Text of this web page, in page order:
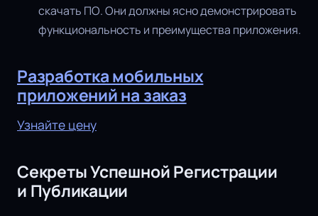
скачать ПО. Они должны ясно демонстрировать
функциональность и преимущества приложения.
Разработка мобильных
приложений на заказ
Узнайте цену
Секреты Успешной Регистрации
и Публикации